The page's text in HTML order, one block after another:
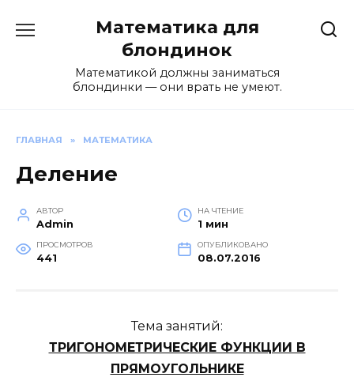
Математика для
блондинок
Математикой должны заниматься
блондинки — они врать не умеют.
ГЛАВНАЯ » МАТЕМАТИКА
Деление
АВТОР
Admin
НА ЧТЕНИЕ
1 мин
ПРОСМОТРОВ
441
ОПУБЛИКОВАНО
08.07.2016
Тема занятий:
ТРИГОНОМЕТРИЧЕСКИЕ ФУНКЦИИ В
ПРЯМОУГОЛЬНИКЕ